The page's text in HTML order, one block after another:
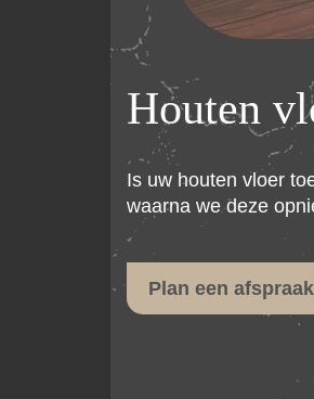
Houten
Is uw houten vloer
waarna we deze
Plan een afspraak